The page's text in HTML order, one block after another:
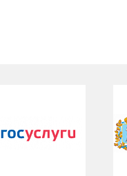
Следующее изображение